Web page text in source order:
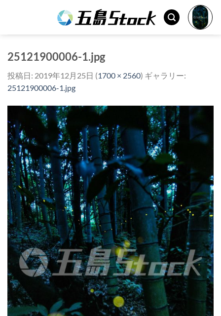
25121900006-1.jpg
投稿日: 2019年12月25日 (1700 × 2560) ギャラリー:
25121900006-1.jpg